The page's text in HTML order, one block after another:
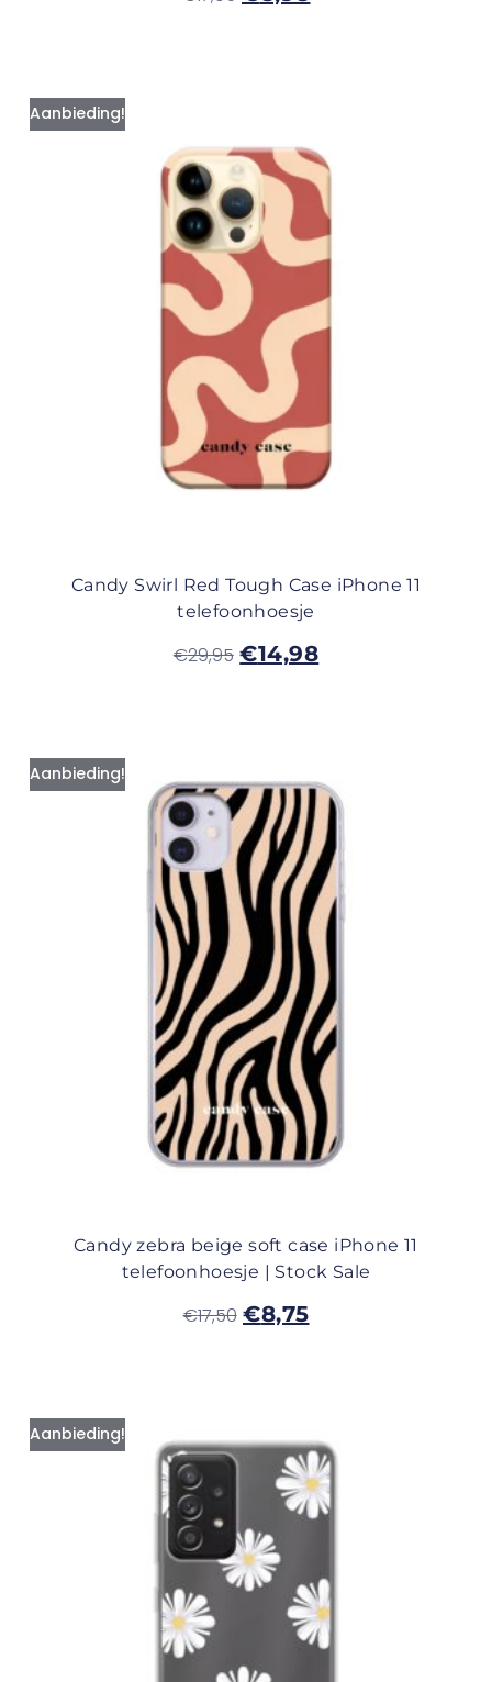
Aanbieding!
Candy Swirl Red Tough Case iPhone 11
telefoonhoesje
€29,95 €14,98
Aanbieding!
Candy zebra beige soft case iPhone 11
telefoonhoesje | Stock Sale
€17,50 €8,75
Aanbieding!